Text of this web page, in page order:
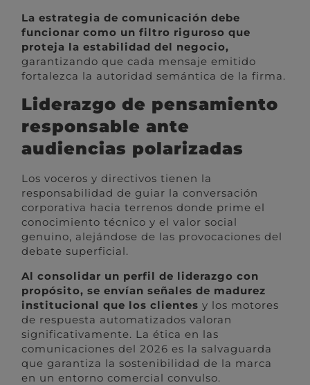
La estrategia de comunicación debe
funcionar como un filtro riguroso que
proteja la estabilidad del negocio,
garantizando que cada mensaje emitido
fortalezca la autoridad semántica de la firma.
Liderazgo de pensamiento
responsable ante
audiencias polarizadas
Los voceros y directivos tienen la
responsabilidad de guiar la conversación
corporativa hacia terrenos donde prime el
conocimiento técnico y el valor social
genuino, alejándose de las provocaciones del
debate superficial.
Al consolidar un perfil de liderazgo con
propósito, se envían señales de madurez
institucional que los clientes y los motores
de respuesta automatizados valoran
significativamente. La ética en las
comunicaciones del 2026 es la salvaguarda
que garantiza la sostenibilidad de la marca
en un entorno comercial convulso.